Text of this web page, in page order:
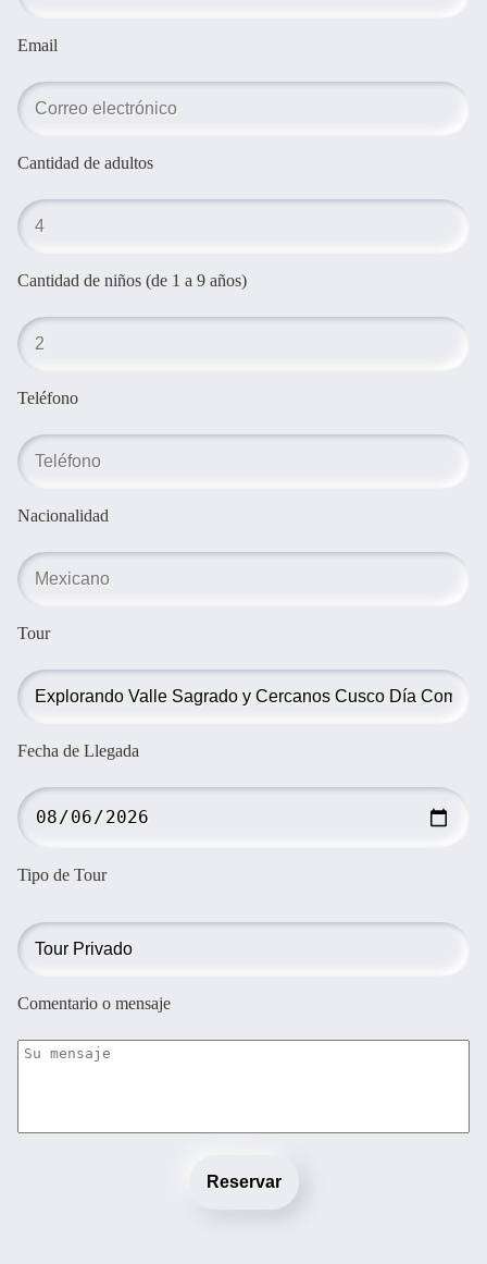
Email
Cantidad de adultos
Cantidad de niños (de 1 a 9 años)
Teléfono
Nacionalidad
Tour
Fecha de Llegada
Tipo de Tour
Comentario o mensaje
Reservar